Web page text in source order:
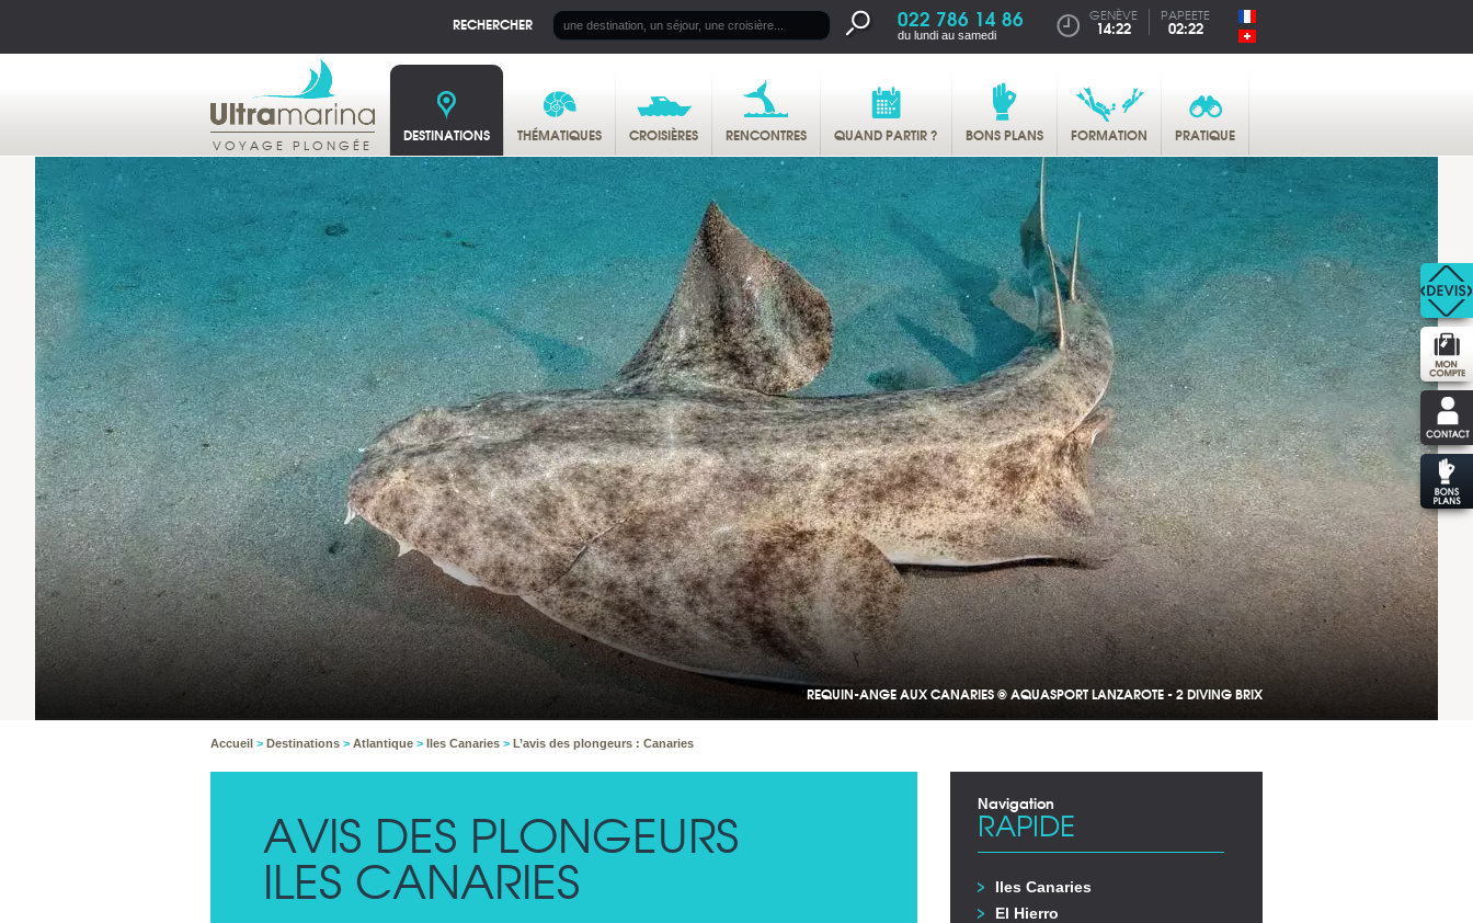
RECHERCHER 022 786 14 86
du lundi au samedi
GENÈVE
14:22
PAPEETE
02:22
VOYAGE PLONGÉE DESTINATIONS THÉMATIQUES CROISIÈRES RENCONTRES QUAND PARTIR ? BONS PLANS FORMATION PRATIQUE
REQUIN-ANGE AUX CANARIES © AQUASPORT LANZAROTE - 2 DIVING BRIX
Accueil > Destinations > Atlantique > Iles Canaries > L’avis des plongeurs : Canaries
AVIS DES PLONGEURS
ILES CANARIES
Navigation
RAPIDE
Iles Canaries
El Hierro